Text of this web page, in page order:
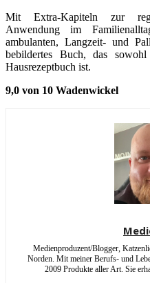
Mit Extra-Kapiteln zur
Anwendung im
ambulanten, Langzeit- und
bebildertes Buch, das
Hausrezeptbuch ist.
9,0 von 10 Wadenwickel
Medienproduzent/Blogger,
Norden. Mit meiner Berufs- und
2009 Produkte aller Art. Sie